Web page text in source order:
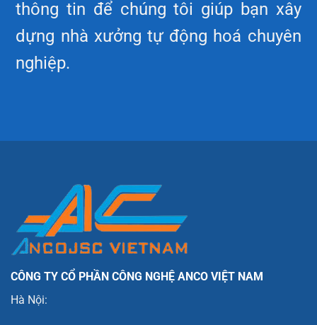
thông tin để chúng tôi giúp bạn xây
dựng nhà xưởng tự động hoá chuyên
nghiệp.
CÔNG TY CỔ PHẦN CÔNG NGHỆ ANCO VIỆT NAM
Hà Nội: